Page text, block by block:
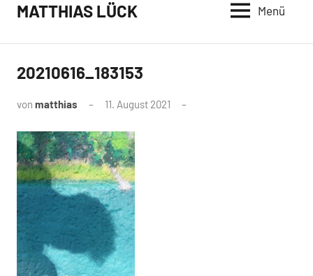
MATTHIAS LÜCK Menü
20210616_183153
von matthias 11. August 2021